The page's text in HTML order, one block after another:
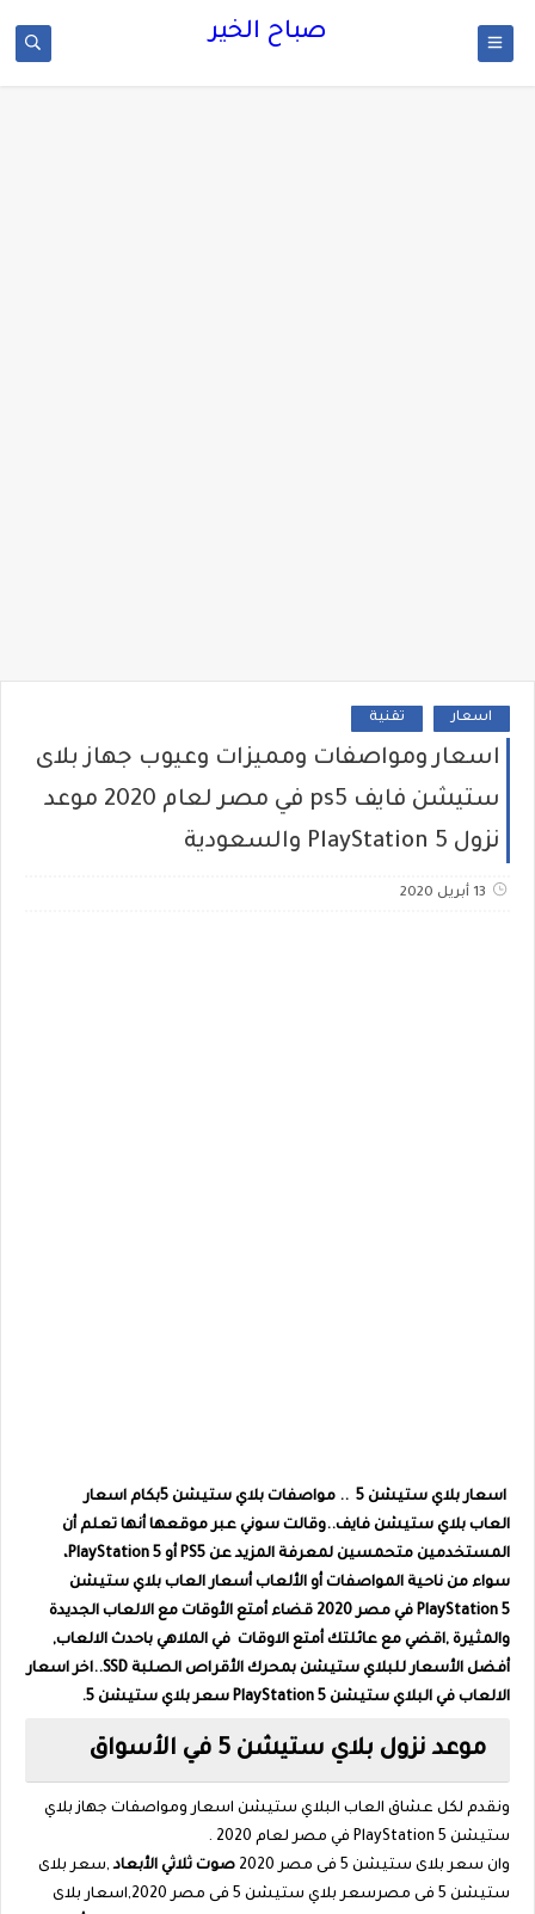
صباح الخير
اسعار تقنية
اسعار ومواصفات ومميزات وعيوب جهاز بلاى
ستيشن فايف ps5 في مصر لعام 2020 موعد
نزول PlayStation 5 والسعودية
13 أبريل 2020
اسعار بلاي ستيشن 5 .. مواصفات بلاي ستيشن 5بكام اسعار
العاب بلاي ستيشن فايف..وقالت سوني عبر موقعها أنها تعلم أن
المستخدمين متحمسين لمعرفة المزيد عن PS5 أو PlayStation 5،
سواء من ناحية المواصفات أو الألعاب أسعار العاب بلاي ستيشن
PlayStation 5 في مصر 2020 قضاء أمتع الأوقات مع الالعاب الجديدة
والمثيرة ,اقضي مع عائلتك أمتع الاوقات في الملاهي باحدث الالعاب,
أفضل الأسعار للبلاي ستيشن بمحرك الأقراص الصلبة SSD..اخر اسعار
الالعاب في البلاي ستيشن PlayStation 5 سعر بلاي ستيشن 5.
موعد نزول بلاي ستيشن 5 في الأسواق
ونقدم لكل عشاق العاب البلاي ستيشن اسعار ومواصفات جهاز بلاي
ستيشن PlayStation 5 في مصر لعام 2020 .
وان سعر بلاى ستيشن 5 فى مصر 2020
صوت ثلاثي الأبعاد ,سعر بلاى
ستيشن 5 فى مصرسعر بلاي ستيشن 5 فى مصر 2020,اسعار بلاى